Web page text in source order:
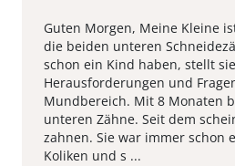
Guten Morgen, Meine Kleine
die beiden unteren
schon ein Kind haben, stellt
Herausforderungen und
Mundbereich. Mit 8 Monaten
unteren Zähne. Seit dem
zahnen. Sie war immer schon
Koliken und s ...